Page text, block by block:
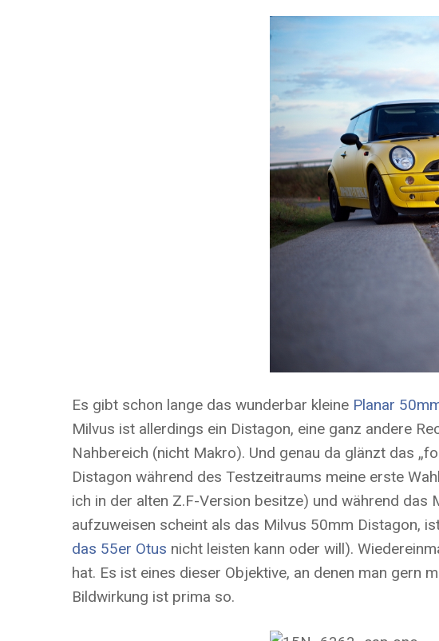
Es gibt schon lange das wunderbar kleine Planar
Milvus ist allerdings ein Distagon, eine ganz andere
Nahbereich (nicht Makro). Und genau da glänzt das
Distagon während des Testzeitraums meine erste
ich in der alten Z.F-Version besitze) und während
aufzuweisen scheint als das Milvus 50mm Distagon,
das 55er Otus nicht leisten kann oder will).
hat. Es ist eines dieser Objektive, an denen man gern
Bildwirkung ist prima so.